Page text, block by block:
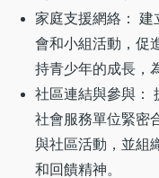
家庭支援網絡：
會和小組活動，促
持青少年的成長，
社區連結與參與：
社會服務單位緊密
與社區活動，並組
和回饋精神。